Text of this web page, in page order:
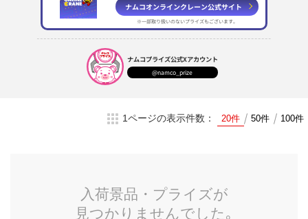
ナムコオンラインクレーン公式サイト
※一部取り扱いのないプライズもございます。
ナムコプライズ公式Xアカウント
@namco_prize
1ページの表示件数： 20件 50件 100件